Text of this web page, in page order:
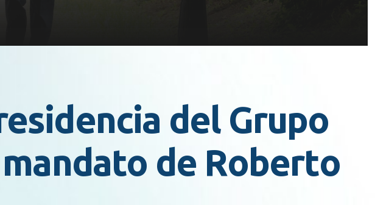
del Grupo
de Roberto